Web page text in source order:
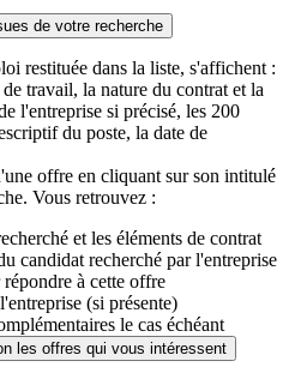
de votre recherche
restituée dans la liste, s'affichent :
travail, la nature du contrat et la
l'entreprise si précisé, les 200
du poste, la date de
offre en cliquant sur son intitulé
Vous retrouvez :
et les éléments de contrat
candidat recherché par l'entreprise
à cette offre
(si présente)
le cas échéant
les offres qui vous intéressent